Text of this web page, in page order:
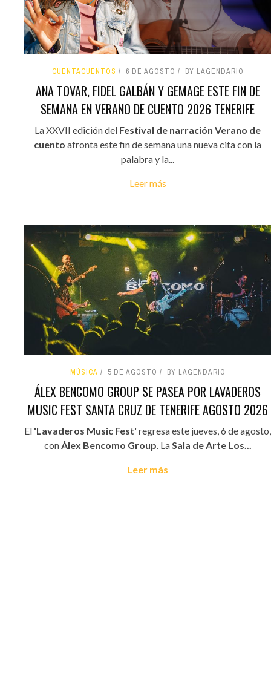
CUENTACUENTOS 6 DE AGOSTO BY LAGENDARIO
ANA TOVAR, FIDEL GALBÁN Y GEMAGE ESTE FIN DE
SEMANA EN VERANO DE CUENTO 2026 TENERIFE
La XXVII edición del Festival de narración Verano de
cuento afronta este fin de semana una nueva cita con la
palabra y la...
Leer más
MÚSICA 5 DE AGOSTO BY LAGENDARIO
ÁLEX BENCOMO GROUP SE PASEA POR LAVADEROS
MUSIC FEST SANTA CRUZ DE TENERIFE AGOSTO 2026
El 'Lavaderos Music Fest' regresa este jueves, 6 de agosto,
conÁlex Bencomo Group. LaSala de Arte Los...
Leer más